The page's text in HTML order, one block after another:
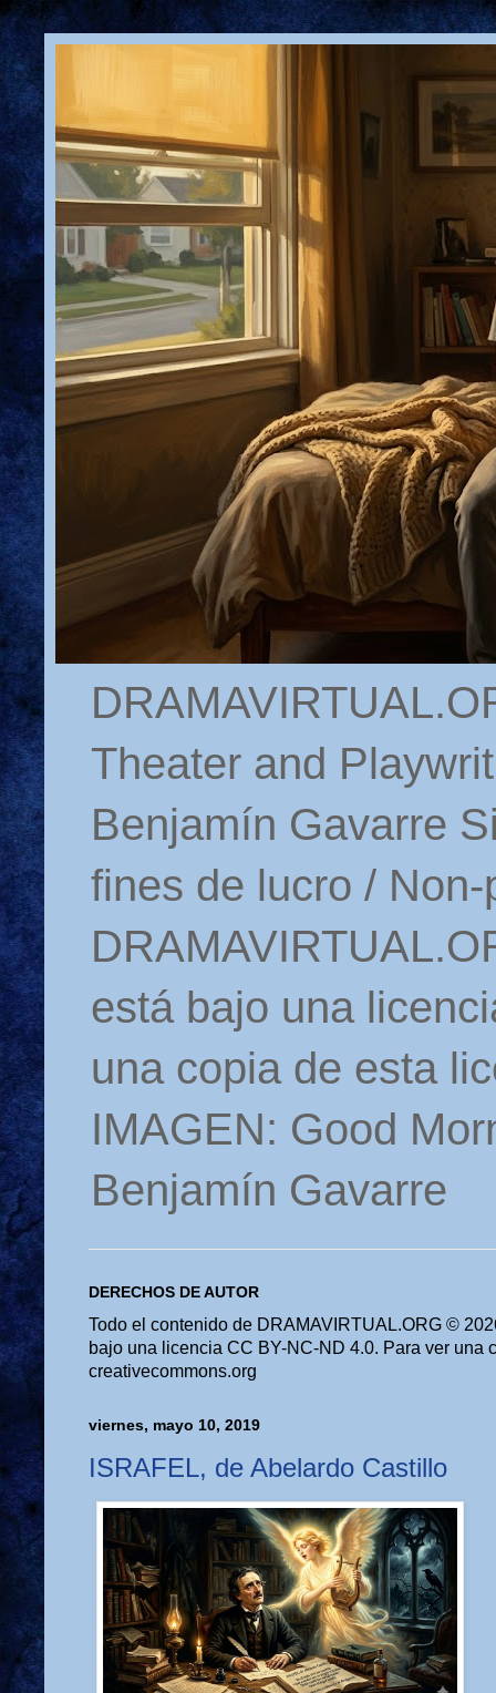
Theater and
Benjamín Gavarre
fines de lucro /
está bajo una
una copia de esta
IMAGEN: Good
Benjamín Gavarre
DERECHOS DE AUTOR
Todo el contenido de DRAMAVIRTUAL.ORG ©
bajo una licencia CC BY-NC-ND 4.0. Para ver una
creativecommons.org
viernes, mayo 10, 2019
ISRAFEL, de Abelardo Castillo